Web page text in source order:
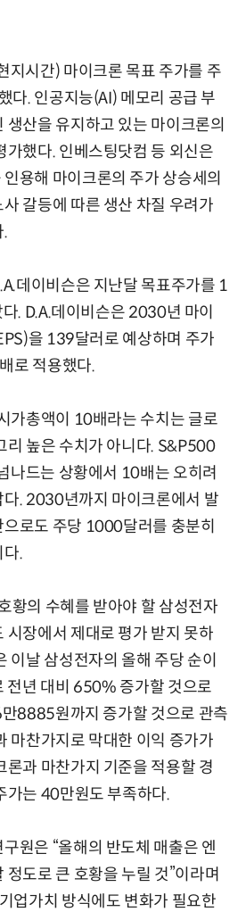
지시간) 마이크론 목표 주가를 주
다. 인공지능(AI) 메모리 공급 부
생산을 유지하고 있는 마이크론의
가했다. 인베스팅닷컴 등 외신은
용해 마이크론의 주가 상승세의
갈등에 따른 생산 차질 우려가
데이비슨은 지난달 목표주가를 1
. D.A.데이비슨은 2030년 마이
을 139달러로 예상하며 주가
로 적용했다.
가총액이 10배라는 수치는 글로
리 높은 수치가 아니다. S&P500
나드는 상황에서 10배는 오히려
다. 2030년까지 마이크론에서 발
로도 주당 1000달러를 충분히
다.
황의 수혜를 받아야 할 삼성전자
시장에서 제대로 평가 받지 못하
이날 삼성전자의 올해 주당 순이
년 대비 650% 증가할 것으로
8885원까지 증가할 것으로 관측
마찬가지로 막대한 이익 증가가
론과 마찬가지 기준을 적용할 경
가는 40만원도 부족하다.
원은 “올해의 반도체 매출은 엔
도로 큰 호황을 누릴 것”이라며
업가치 방식에도 변화가 필요한